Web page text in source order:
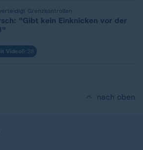
Grenzkontrollen
"Gibt kein Einknicken vor der
Video6:28
nach oben